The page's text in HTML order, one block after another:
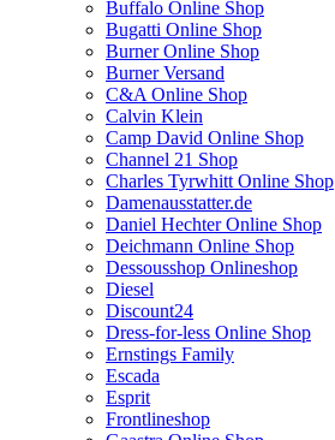
Buffalo Online Shop
Bugatti Online Shop
Burner Online Shop
Burner Versand
C&A Online Shop
Calvin Klein
Camp David Online Shop
Channel 21 Shop
Charles Tyrwhitt Online Shop
Damenausstatter.de
Daniel Hechter Online Shop
Deichmann Online Shop
Dessousshop Onlineshop
Diesel
Discount24
Dress-for-less Online Shop
Ernstings Family
Escada
Esprit
Frontlineshop